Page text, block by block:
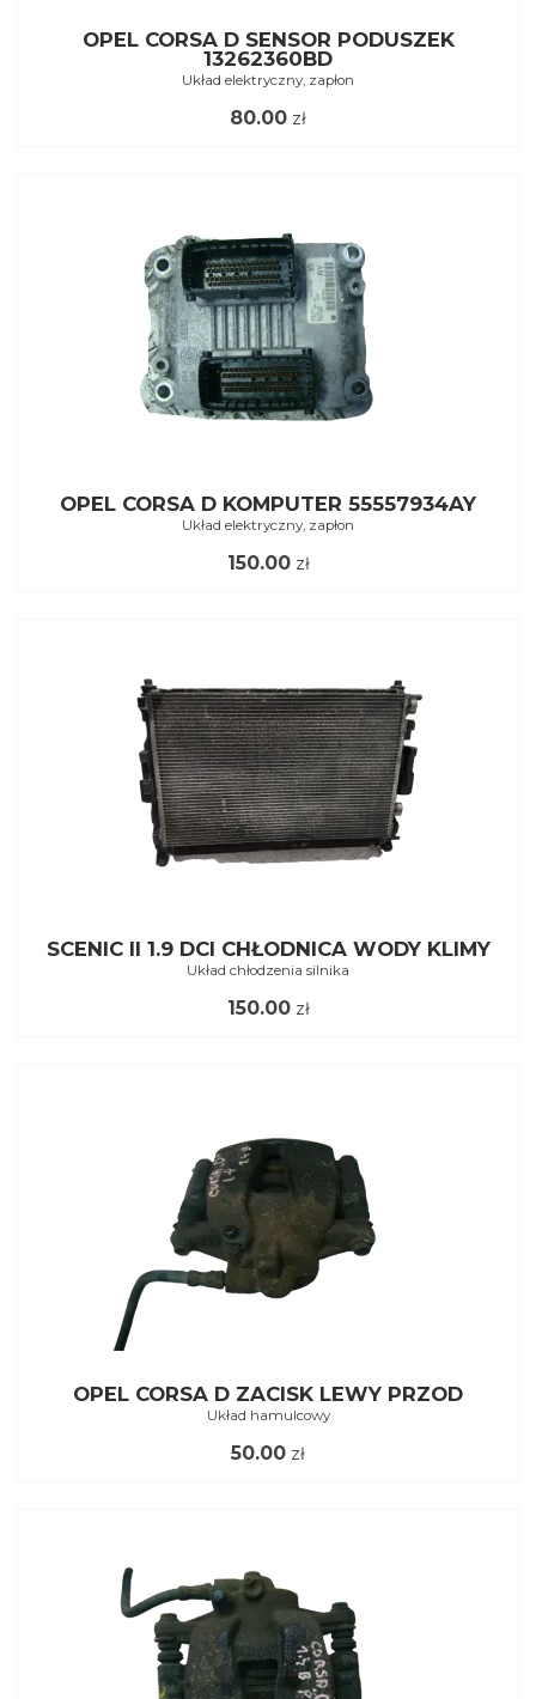
OPEL CORSA D SENSOR PODUSZEK
13262360BD
Układ elektryczny, zapłon
80.00 zł
OPEL CORSA D KOMPUTER 55557934AY
Układ elektryczny, zapłon
150.00zł
SCENIC II 1.9 DCI CHŁODNICA WODY KLIMY
Układ chłodzenia silnika
150.00zł
OPEL CORSA D ZACISK LEWY PRZOD
Układ hamulcowy
50.00 zł